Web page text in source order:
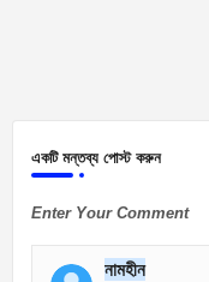
একটি মন্তব্য পোস্ট করুন
Enter Your Comment
নামহীন